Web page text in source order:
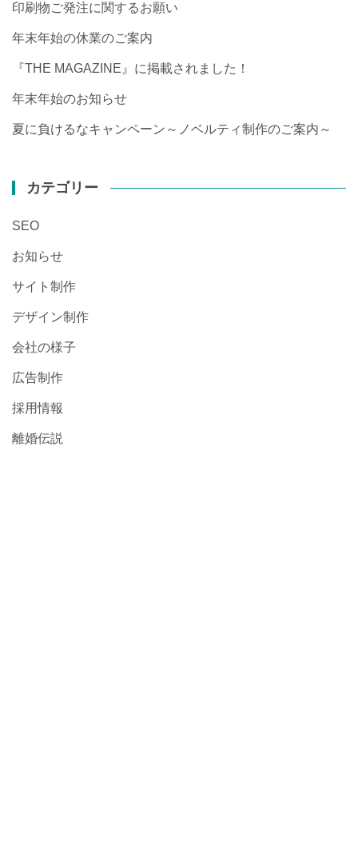
印刷物ご発注に関するお願い
年末年始の休業のご案内
『THE MAGAZINE』に掲載されました！
年末年始のお知らせ
夏に負けるなキャンペーン～ノベルティ制作のご案内～
カテゴリー
SEO
お知らせ
サイト制作
デザイン制作
会社の様子
広告制作
採用情報
離婚伝説